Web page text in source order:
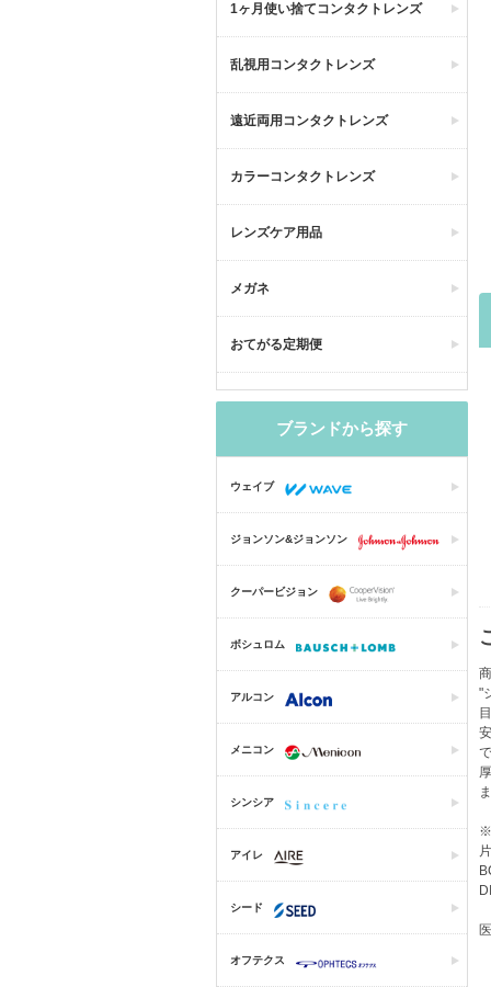
1ヶ月使い捨てコンタクトレンズ
乱視用コンタクトレンズ
遠近両用コンタクトレンズ
カラーコンタクトレンズ
レンズケア用品
メガネ
おてがる定期便
ブランドから探す
ウェイブ
ジョンソン&ジョンソン
クーパービジョン
ボシュロム
アルコン
メニコン
シンシア
アイレ
シード
オフテクス
"
※